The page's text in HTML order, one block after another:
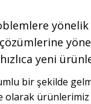
yeni
bir şekilde
olarak